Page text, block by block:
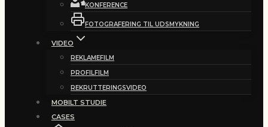
KONFERENCE
FOTOGRAFERING TIL UDSMYKNING
VIDEO
REKLAMEFILM
PROFILFILM
REKRUTTERINGSVIDEO
MOBILT STUDIE
CASES